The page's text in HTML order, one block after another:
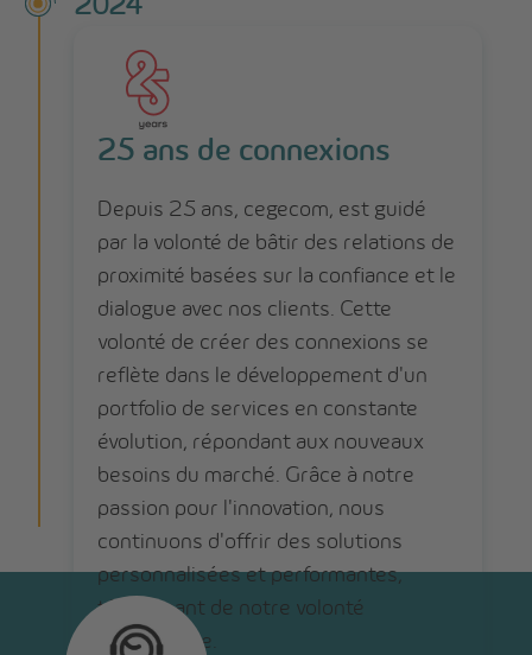
25 ans de connexions
Depuis 25 ans, cegecom, est guidé
par la volonté de bâtir des relations de
proximité basées sur la confiance et le
dialogue avec nos clients. Cette
volonté de créer des connexions se
reflète dans le développement d'un
portfolio de services en constante
évolution, répondant aux nouveaux
besoins du marché. Grâce à notre
passion pour l'innovation, nous
continuons d'offrir des solutions
personnalisées et performantes,
témoignant de notre volonté
d'excellence.